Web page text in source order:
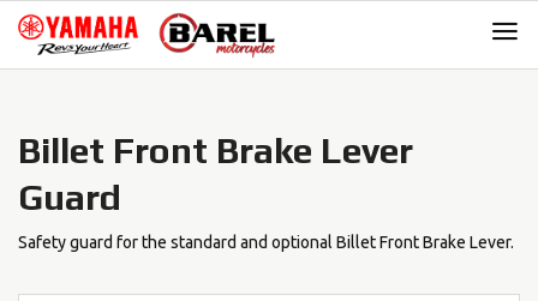
Skip
navigation
Skip
content
Billet Front Brake Lever
Guard
Safety guard for the standard and optional Billet Front Brake Lever.